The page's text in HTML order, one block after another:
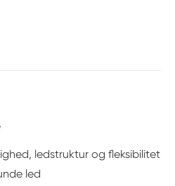
ledstruktur og fleksibilitet
led